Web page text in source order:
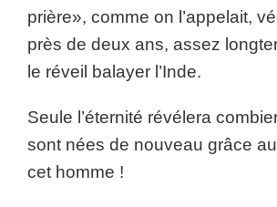
prière», comme on l’appelait,
près de deux ans, assez
le réveil balayer l’Inde.
Seule l’éternité révélera
sont nées de nouveau grâce
cet homme !